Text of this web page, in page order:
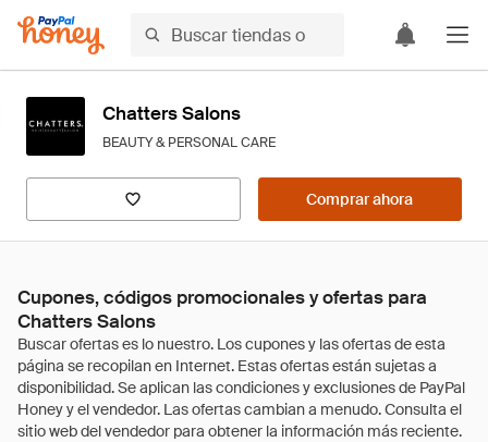
Chatters Salons
BEAUTY & PERSONAL CARE
Comprar ahora
Cupones, códigos promocionales y ofertas para
Chatters Salons